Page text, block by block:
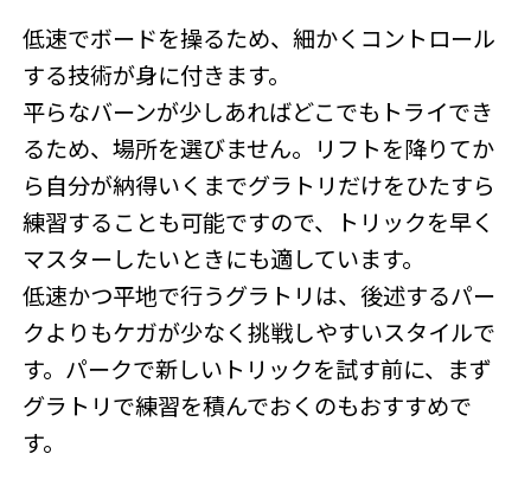
低速でボードを操るため、細かくコントロール
する技術が身に付きます。
平らなバーンが少しあればどこでもトライでき
るため、場所を選びません。リフトを降りてか
ら自分が納得いくまでグラトリだけをひたすら
練習することも可能ですので、トリックを早く
マスターしたいときにも適しています。
低速かつ平地で行うグラトリは、後述するパー
クよりもケガが少なく挑戦しやすいスタイルで
す。パークで新しいトリックを試す前に、まず
グラトリで練習を積んでおくのもおすすめで
す。